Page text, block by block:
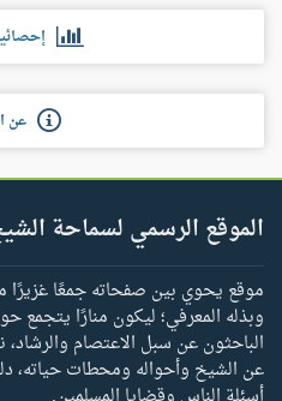
عن
الموقع الرسمي لسماحة
موقع يحوي بين صفحاته جمعًا غزيرًا
وبذله المعرفي؛ ليكون منارًا يتجمع
الباحثون عن سبل الاعتصام والرشاد،
عن الشيخ وأحواله ومحطات حياته،